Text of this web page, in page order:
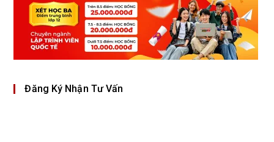
Đăng Ký Nhận Tư Vấn